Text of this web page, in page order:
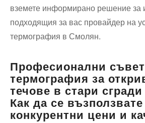
вземете информирано решение за
подходящия за вас провайдер на
термография в Смолян.
Професионални
термография за
течове в стари
Как да се възползвате
конкурентни цени и